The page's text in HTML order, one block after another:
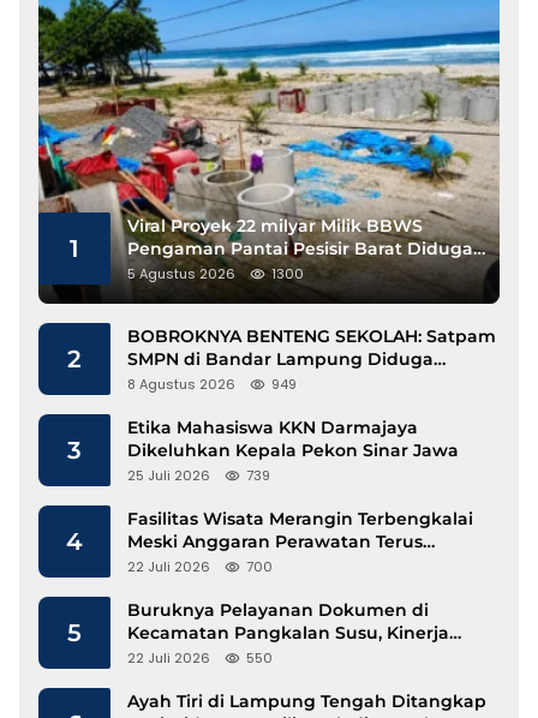
1
Viral Proyek 22 milyar Milik BBWS
Pengaman Pantai Pesisir Barat Diduga
Gunakan Besi Banci
5 Agustus 2026 1300
2
BOBROKNYA BENTENG SEKOLAH: Satpam
SMPN di Bandar Lampung Diduga
Lecehkan Siswi
8 Agustus 2026 949
3
Etika Mahasiswa KKN Darmajaya
Dikeluhkan Kepala Pekon Sinar Jawa
25 Juli 2026 739
4
Fasilitas Wisata Merangin Terbengkalai
Meski Anggaran Perawatan Terus
Mengalir
22 Juli 2026 700
5
Buruknya Pelayanan Dokumen di
Kecamatan Pangkalan Susu, Kinerja
Disdukcapil Langkat Disorot
22 Juli 2026 550
Ayah Tiri di Lampung Tengah Ditangkap